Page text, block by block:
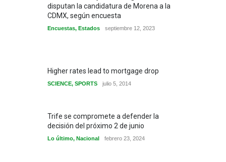
disputan la candidatura de Morena a la
CDMX, según encuesta
Encuestas, Estados septiembre 12, 2023
Higher rates lead to mortgage drop
SCIENCE, SPORTS julio 5, 2014
Trife se compromete a defender la
decisión del próximo 2 de junio
Lo último, Nacional febrero 23, 2024